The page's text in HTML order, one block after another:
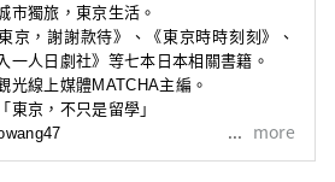
市獨旅，東京生活。
京，謝謝款待》
、 《東京時時刻刻》
、
一人日劇社》 等七本日本相關書籍。
光線上媒體MATCHA主編。
東京，不只是留學」
more